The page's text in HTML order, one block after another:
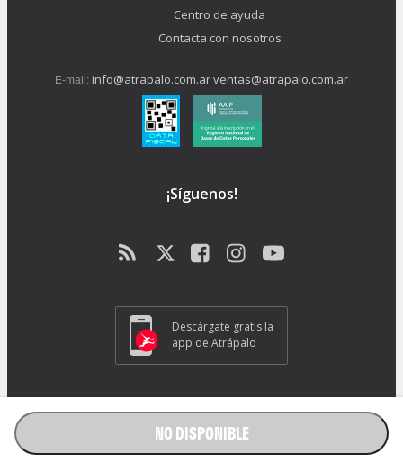
NO DISPONIBLE
Centro de ayuda
Contacta con nosotros
E-mail: info@atrapalo.com.arventas@atrapalo.com.ar
¡Síguenos!
Descárgate gratis la
app de Atrápalo